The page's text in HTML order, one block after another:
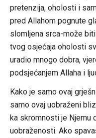
pretenzija, oholosti i
pred Allahom pognute
slomljena srca-može
tvog osjećaja oholosti
uradio mnogo dobra,
podsjećanjem Allaha i
Kako je samo ovaj
samo ovaj uobraženi
ka skromnosti je Njemu
uobraženosti. Ako